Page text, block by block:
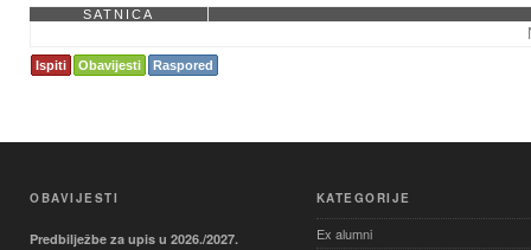
SATNICA
Ispiti Obavijesti Raspored
OBAVIJESTI
Predbilježbe za upis u 2026./2027.
KATEGORIJE
Ex alumni